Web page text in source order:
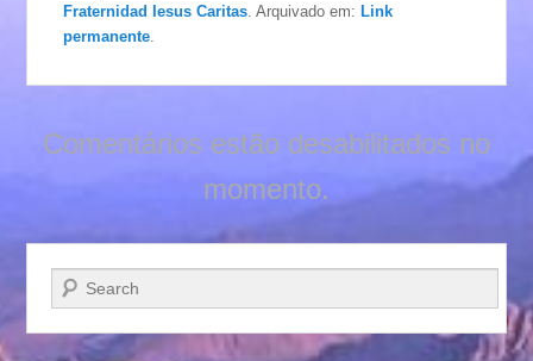
Fraternidad Iesus Caritas . Arquivado em:Link
permanente
Comentários estão desabilitados no
momento.
Pesquisar…